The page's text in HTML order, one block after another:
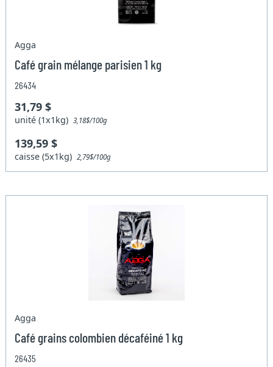
Agga
Café grain mélange parisien 1 kg
26434
31,79 $
unité (1x1kg)3,18$/100g
139,59 $
caisse (5x1kg)2,79$/100g
Agga
Café grains colombien décaféiné 1 kg
26435